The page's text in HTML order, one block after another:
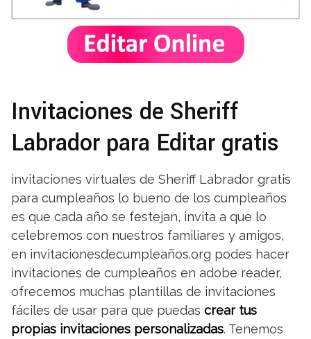
Invitaciones de Sheriff
Labrador para Editar gratis
invitaciones virtuales de Sheriff Labrador gratis
para cumpleaños lo bueno de los cumpleaños
es que cada año se festejan, invita a que lo
celebremos con nuestros familiares y amigos,
en invitacionesdecumpleaños.org podes hacer
invitaciones de cumpleaños en adobe reader,
ofrecemos muchas plantillas de invitaciones
fáciles de usar para que puedas crear tus
propias invitaciones personalizadas. Tenemos